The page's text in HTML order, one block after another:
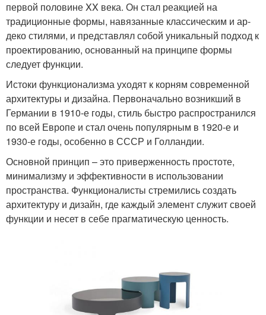
первой половине XX века. Он стал реакцией на
традиционные формы, навязанные классическим и ар-
деко стилями, и представлял собой уникальный подход к
проектированию, основанный на принципе формы
следует функции.
Истоки функционализма уходят к корням современной
архитектуры и дизайна. Первоначально возникший в
Германии в 1910-е годы, стиль быстро распространился
по всей Европе и стал очень популярным в 1920-е и
1930-е годы, особенно в СССР и Голландии.
Основной принцип – это приверженность простоте,
минимализму и эффективности в использовании
пространства. Функционалисты стремились создать
архитектуру и дизайн, где каждый элемент служит своей
функции и несет в себе прагматическую ценность.